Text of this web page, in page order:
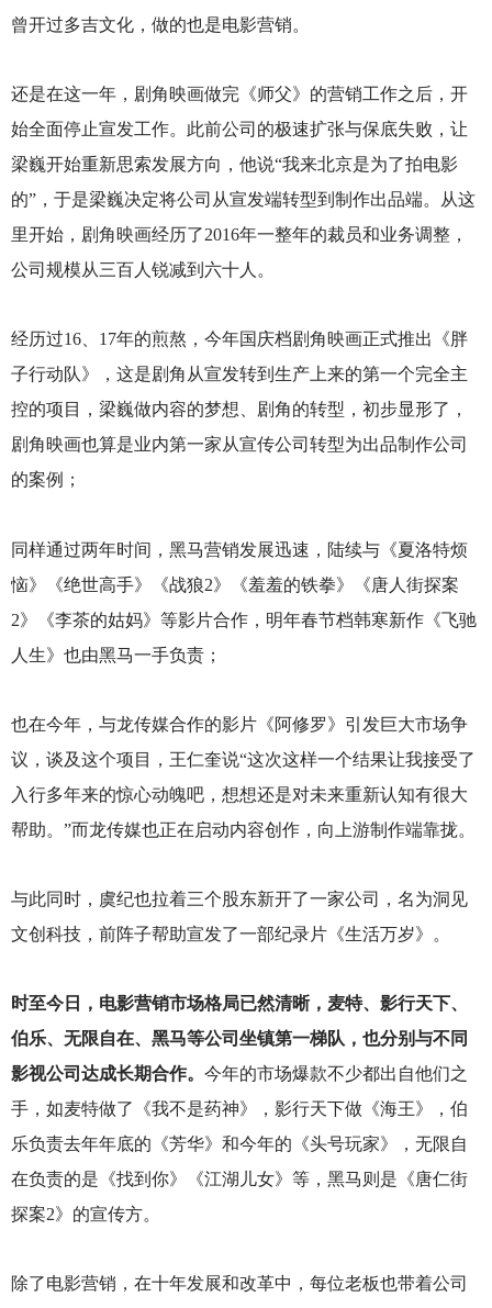
曾开过多吉文化，做的也是电影营销。
还是在这一年，剧角映画做完《师父》的营销工作之后，开
始全面停止宣发工作。此前公司的极速扩张与保底失败，让
梁巍开始重新思索发展方向，他说“我来北京是为了拍电影
的”，于是梁巍决定将公司从宣发端转型到制作出品端。从这
里开始，剧角映画经历了2016年一整年的裁员和业务调整，
公司规模从三百人锐减到六十人。
经历过16、17年的煎熬，今年国庆档剧角映画正式推出《胖
子行动队》，这是剧角从宣发转到生产上来的第一个完全主
控的项目，梁巍做内容的梦想、剧角的转型，初步显形了，
剧角映画也算是业内第一家从宣传公司转型为出品制作公司
的案例；
同样通过两年时间，黑马营销发展迅速，陆续与《夏洛特烦
恼》《绝世高手》《战狼2》《羞羞的铁拳》《唐人街探案
2》《李茶的姑妈》等影片合作，明年春节档韩寒新作《飞驰
人生》也由黑马一手负责；
也在今年，与龙传媒合作的影片《阿修罗》引发巨大市场争
议，谈及这个项目，王仁奎说“这次这样一个结果让我接受了
入行多年来的惊心动魄吧，想想还是对未来重新认知有很大
帮助。”而龙传媒也正在启动内容创作，向上游制作端靠拢。
与此同时，虞纪也拉着三个股东新开了一家公司，名为洞见
文创科技，前阵子帮助宣发了一部纪录片《生活万岁》。
时至今日，电影营销市场格局已然清晰，麦特、影行天下、
伯乐、无限自在、黑马等公司坐镇第一梯队，也分别与不同
影视公司达成长期合作。 今年的市场爆款不少都出自他们之
手，如麦特做了《我不是药神》，影行天下做《海王》，伯
乐负责去年年底的《芳华》和今年的《头号玩家》，无限自
在负责的是《找到你》《江湖儿女》等，黑马则是《唐仁街
探案2》的宣传方。
除了电影营销，在十年发展和改革中，每位老板也带着公司